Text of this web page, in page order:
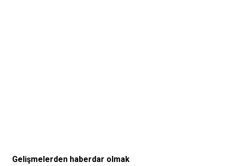
Gelişmelerden haberdar olmak